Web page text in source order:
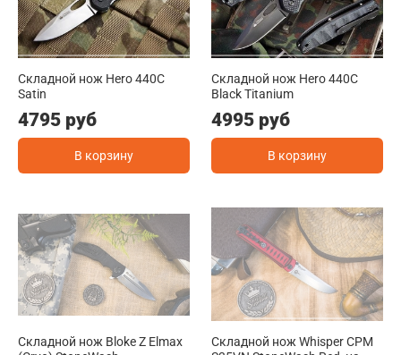
Складной нож Hero 440C
Satin
4795 руб
В корзину
Складной нож Hero 440C
Black Titanium
4995 руб
В корзину
Складной нож Bloke Z Elmax
Складной нож Whisper CPM